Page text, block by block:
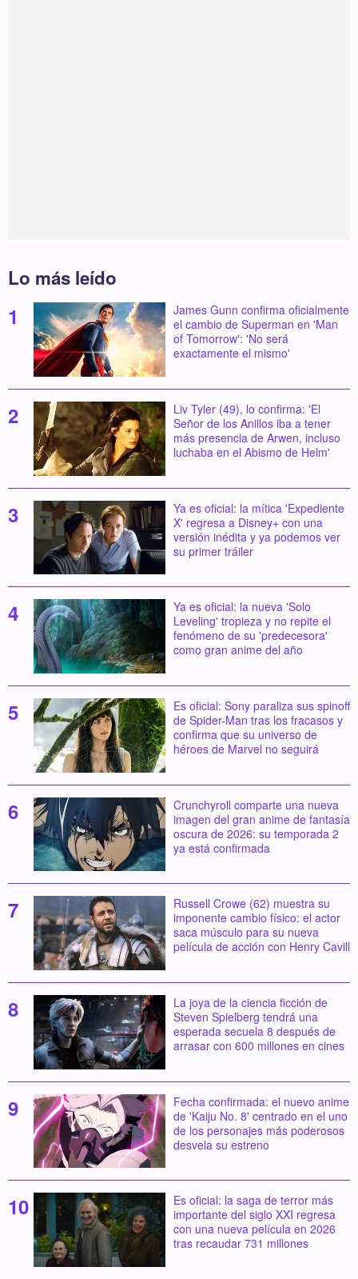
Lo más leído
James Gunn confirma oficialmente
el cambio de Superman en 'Man
of Tomorrow': 'No será
exactamente el mismo'
Liv Tyler (49), lo confirma: 'El
Señor de los Anillos iba a tener
más presencia de Arwen, incluso
luchaba en el Abismo de Helm'
Ya es oficial: la mítica 'Expediente
X' regresa a Disney+ con una
versión inédita y ya podemos ver
su primer tráiler
Ya es oficial: la nueva 'Solo
Leveling' tropieza y no repite el
fenómeno de su 'predecesora'
como gran anime del año
Es oficial: Sony paraliza sus spinoff
de Spider-Man tras los fracasos y
confirma que su universo de
héroes de Marvel no seguirá
Crunchyroll comparte una nueva
imagen del gran anime de fantasía
oscura de 2026: su temporada 2
ya está confirmada
Russell Crowe (62) muestra su
imponente cambio físico: el actor
saca músculo para su nueva
película de acción con Henry Cavill
La joya de la ciencia ficción de
Steven Spielberg tendrá una
esperada secuela 8 después de
arrasar con 600 millones en cines
Fecha confirmada: el nuevo anime
de 'Kaiju No. 8' centrado en el uno
de los personajes más poderosos
desvela su estreno
Es oficial: la saga de terror más
importante del siglo XXI regresa
con una nueva película en 2026
tras recaudar 731 millones